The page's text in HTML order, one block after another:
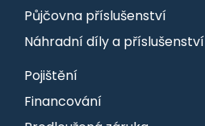
Půjčovna příslušenství
Náhradní díly a příslušenství
Pojištění
Financování